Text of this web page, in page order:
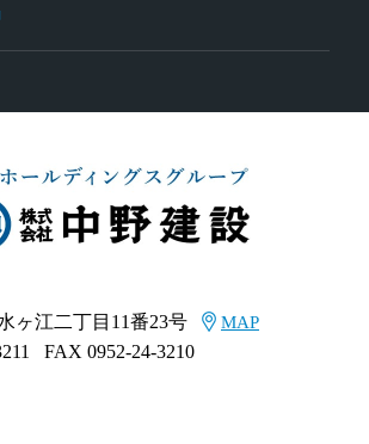
ヶ江二丁目11番23号
MAP
FAX 0952-24-3210